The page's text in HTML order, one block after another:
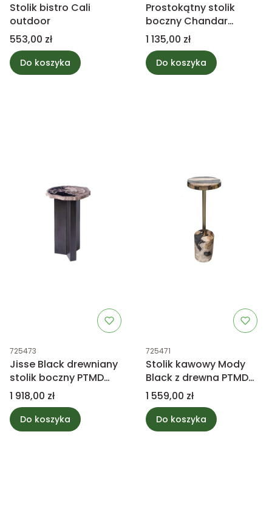
Stolik bistro Cali
outdoor
Cena
553,00 zł
Do koszyka
Prostokątny stolik
boczny Chandar
Cream PTMD Collection
Cena
1 135,00 zł
Do koszyka
Kod produktu
725473
Jisse Black drewniany
stolik boczny PTMD
Collection
Cena
1 918,00 zł
Do koszyka
Kod produktu
725471
Stolik kawowy Mody
Black z drewna PTMD
Collection
Cena
1 559,00 zł
Do koszyka